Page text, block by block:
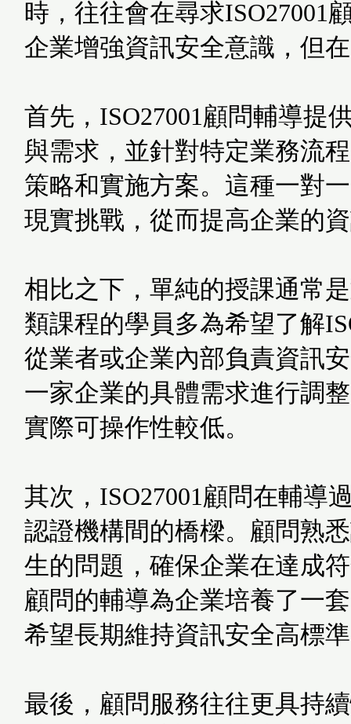
時，往往會在尋求ISO27001
企業增強資訊安全意識，但
首先，ISO27001顧問輔導提
與需求，並針對特定業務流
策略和實施方案。這種一對
現實挑戰，從而提高企業的
相比之下，單純的授課通常
類課程的學員多為希望了解
從業者或企業內部負責資訊
一家企業的具體需求進行調
實際可操作性較低。
其次，ISO27001顧問在輔導
認證機構間的橋樑。顧問熟
生的問題，確保企業在達成
顧問的輔導為企業培養了一
希望長期維持資訊安全高標
最後，顧問服務往往更具持